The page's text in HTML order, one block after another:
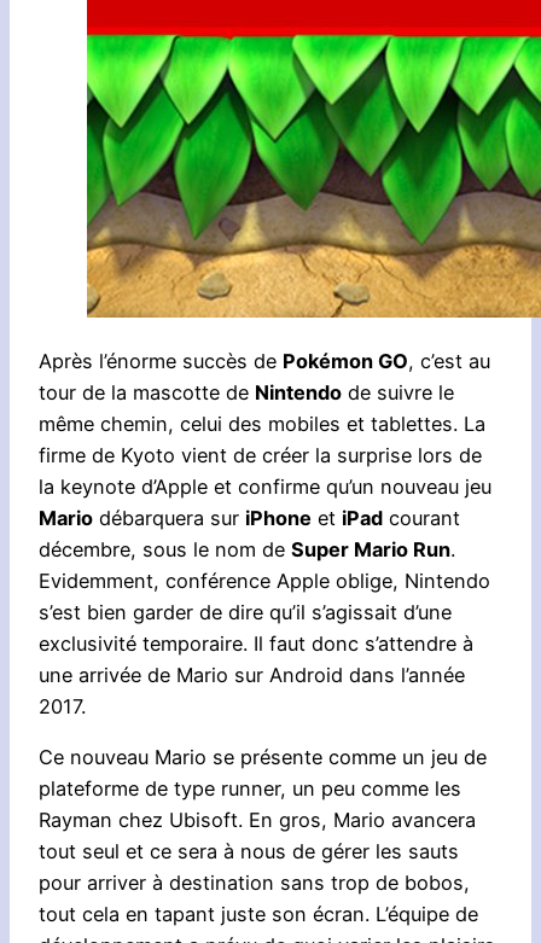
Après l’énorme succès de Pokémon GO, c’est au
tour de la mascotte de Nintendo de suivre le
même chemin, celui des mobiles et tablettes. La
firme de Kyoto vient de créer la surprise lors de
la keynote d’Apple et confirme qu’un nouveau jeu
Mario débarquera sur iPhone et iPad courant
décembre, sous le nom de Super Mario Run.
Evidemment, conférence Apple oblige, Nintendo
s’est bien garder de dire qu’il s’agissait d’une
exclusivité temporaire. Il faut donc s’attendre à
une arrivée de Mario sur Android dans l’année
2017.
Ce nouveau Mario se présente comme un jeu de
plateforme de type runner, un peu comme les
Rayman chez Ubisoft. En gros, Mario avancera
tout seul et ce sera à nous de gérer les sauts
pour arriver à destination sans trop de bobos,
tout cela en tapant juste son écran. L’équipe de